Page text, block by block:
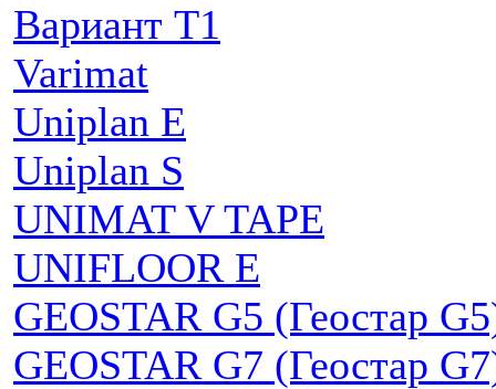
Вариант Т1
Varimat
Uniplan E
Uniplan S
UNIMAT V TAPE
UNIFLOOR E
GEOSTAR G5 (Геостар
GEOSTAR G7 (Геостар